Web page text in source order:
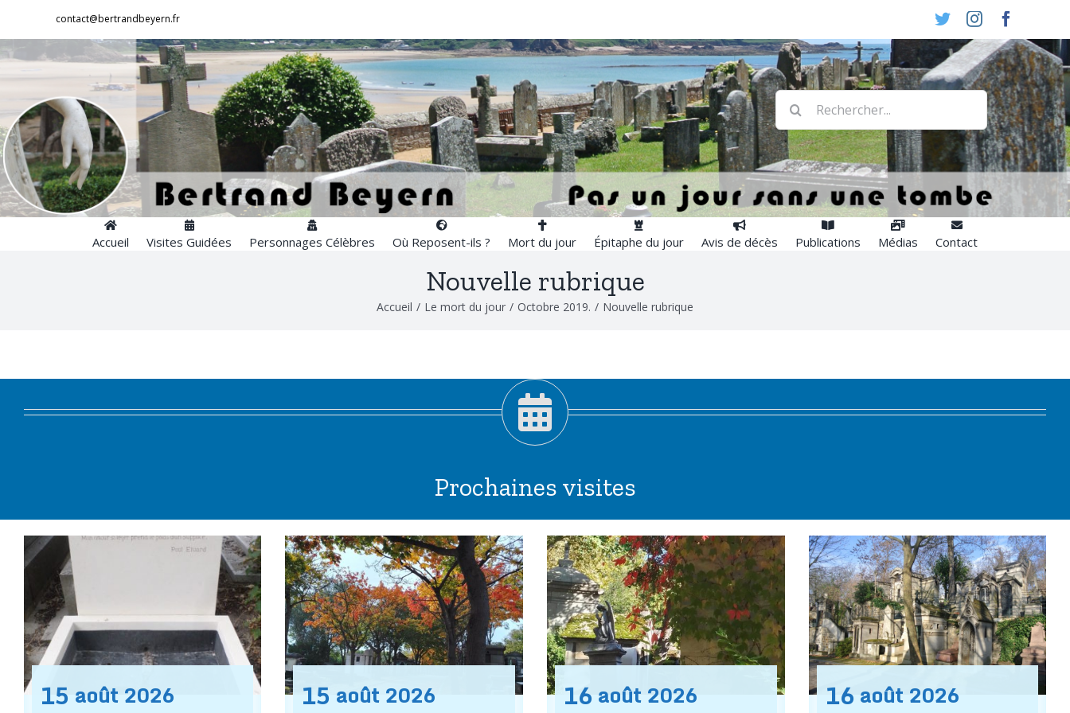
contenu
contact@bertrandbeyern.fr TwitterInstagram
Rechercher:
Accueil Visites Guidées Personnages Célèbres Où Reposent-ils ? Mort du jour Épitaphe du jour Avis de décès Publications Médias Contact
Nouvelle rubrique
Accueil / Le mort du jour / Octobre 2019. / Nouvelle rubrique
Prochaines visites
15 août 2026 15 août 2026 16 août 2026 16 août 2026